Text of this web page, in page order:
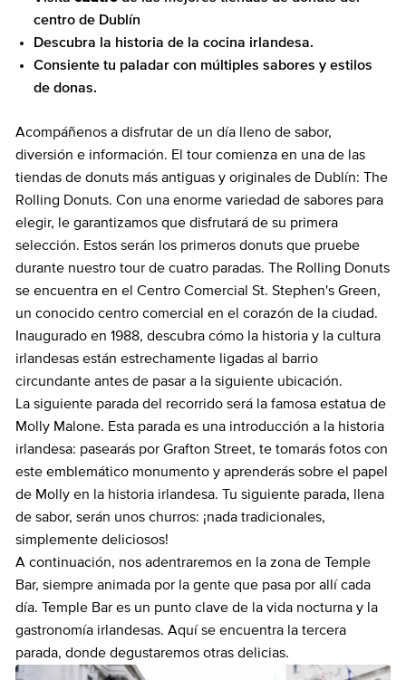
centro de Dublín
Descubra la historia de la cocina irlandesa.
Consiente tu paladar con múltiples sabores y estilos
de donas.
Acompáñenos a disfrutar de un día lleno de sabor,
diversión e información. El tour comienza en una de las
tiendas de donuts más antiguas y originales de Dublín: The
Rolling Donuts. Con una enorme variedad de sabores para
elegir, le garantizamos que disfrutará de su primera
selección. Estos serán los primeros donuts que pruebe
durante nuestro tour de cuatro paradas. The Rolling Donuts
se encuentra en el Centro Comercial St. Stephen's Green,
un conocido centro comercial en el corazón de la ciudad.
Inaugurado en 1988, descubra cómo la historia y la cultura
irlandesas están estrechamente ligadas al barrio
circundante antes de pasar a la siguiente ubicación.
La siguiente parada del recorrido será la famosa estatua de
Molly Malone. Esta parada es una introducción a la historia
irlandesa: pasearás por Grafton Street, te tomarás fotos con
este emblemático monumento y aprenderás sobre el papel
de Molly en la historia irlandesa. Tu siguiente parada, llena
de sabor, serán unos churros: ¡nada tradicionales,
simplemente deliciosos!
A continuación, nos adentraremos en la zona de Temple
Bar, siempre animada por la gente que pasa por allí cada
día. Temple Bar es un punto clave de la vida nocturna y la
gastronomía irlandesas. Aquí se encuentra la tercera
parada, donde degustaremos otras delicias.